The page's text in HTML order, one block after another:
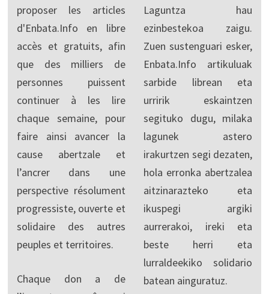
proposer les articles
d'Enbata.Info en libre
accès et gratuits, afin
que des milliers de
personnes puissent
continuer à les lire
chaque semaine, pour
faire ainsi avancer la
cause abertzale et
l’ancrer dans une
perspective résolument
progressiste, ouverte et
solidaire des autres
peuples et territoires.
Chaque don a de
Laguntza hau
ezinbestekoa zaigu.
Zuen sustenguari esker,
Enbata.Info artikuluak
sarbide librean eta
urririk eskaintzen
segituko dugu, milaka
lagunek astero
irakurtzen segi dezaten,
hola erronka abertzalea
aitzinarazteko eta
ikuspegi argiki
aurrerakoi, ireki eta
beste herri eta
lurraldeekiko solidario
batean ainguratuz.